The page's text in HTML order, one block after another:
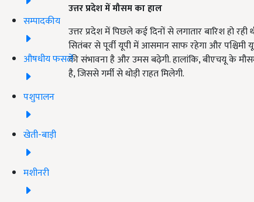
सम्पादकीय
औषधीय फसलें
पशुपालन
खेती-बाड़ी
मशीनरी
उत्तर प्रदेश में मौसम का हाल
उत्तर प्रदेश में पिछले कई दिनों से लगातार बारिश हो
सितंबर से पूर्वी यूपी में आसमान साफ रहेगा और
की संभावना है और उमस बढ़ेगी. हालांकि, बीएचयू के
है, जिससे गर्मी से थोड़ी राहत मिलेगी.